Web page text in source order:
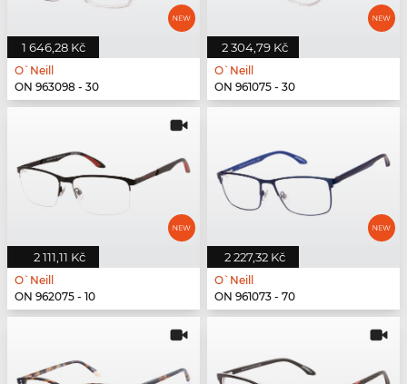
1 646,28 Kč
O`Neill
ON 963098 - 30
2 304,79 Kč
O`Neill
ON 961075 - 30
2 111,11 Kč
O`Neill
ON 962075 - 10
2 227,32 Kč
O`Neill
ON 961073 - 70